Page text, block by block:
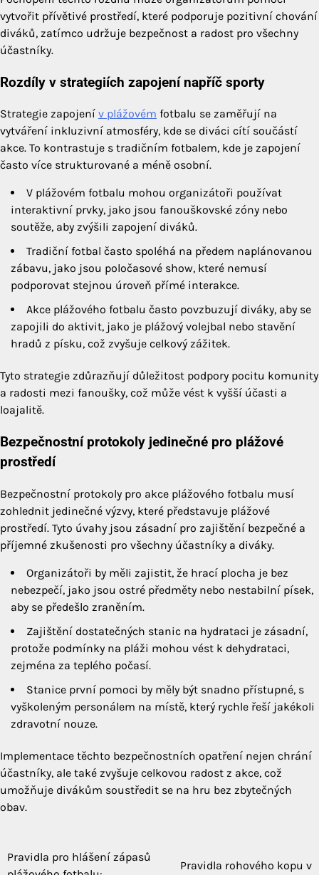
vytvořit přívětivé prostředí, které podporuje pozitivní chování
diváků, zatímco udržuje bezpečnost a radost pro všechny
účastníky.
Rozdíly v strategiích zapojení napříč sporty
Strategie zapojení v plážovém fotbalu se zaměřují na
vytváření inkluzivní atmosféry, kde se diváci cítí součástí
akce. To kontrastuje s tradičním fotbalem, kde je zapojení
často více strukturované a méně osobní.
V plážovém fotbalu mohou organizátoři používat
interaktivní prvky, jako jsou fanouškovské zóny nebo
soutěže, aby zvýšili zapojení diváků.
Tradiční fotbal často spoléhá na předem naplánovanou
zábavu, jako jsou poločasové show, které nemusí
podporovat stejnou úroveň přímé interakce.
Akce plážového fotbalu často povzbuzují diváky, aby se
zapojili do aktivit, jako je plážový volejbal nebo stavění
hradů z písku, což zvyšuje celkový zážitek.
Tyto strategie zdůrazňují důležitost podpory pocitu komunity
a radosti mezi fanoušky, což může vést k vyšší účasti a
loajalitě.
Bezpečnostní protokoly jedinečné pro plážové
prostředí
Bezpečnostní protokoly pro akce plážového fotbalu musí
zohlednit jedinečné výzvy, které představuje plážové
prostředí. Tyto úvahy jsou zásadní pro zajištění bezpečné a
příjemné zkušenosti pro všechny účastníky a diváky.
Organizátoři by měli zajistit, že hrací plocha je bez
nebezpečí, jako jsou ostré předměty nebo nestabilní písek,
aby se předešlo zraněním.
Zajištění dostatečných stanic na hydrataci je zásadní,
protože podmínky na pláži mohou vést k dehydrataci,
zejména za teplého počasí.
Stanice první pomoci by měly být snadno přístupné, s
vyškoleným personálem na místě, který rychle řeší jakékoli
zdravotní nouze.
Implementace těchto bezpečnostních opatření nejen chrání
účastníky, ale také zvyšuje celkovou radost z akce, což
umožňuje divákům soustředit se na hru bez zbytečných
obav.
Post
Pravidla pro hlášení zápasů
Pravidla rohového kopu v